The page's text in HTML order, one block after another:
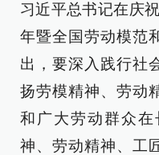
习近平总书记在庆
年暨全国劳动模范
出，要深入践行社
扬劳模精神、劳动
和广大劳动群众
神、劳动精神、工